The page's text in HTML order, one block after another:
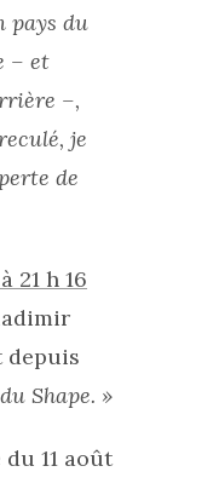
pays du
– et
–,
je
de
21 h 16
Shape. »
11 août